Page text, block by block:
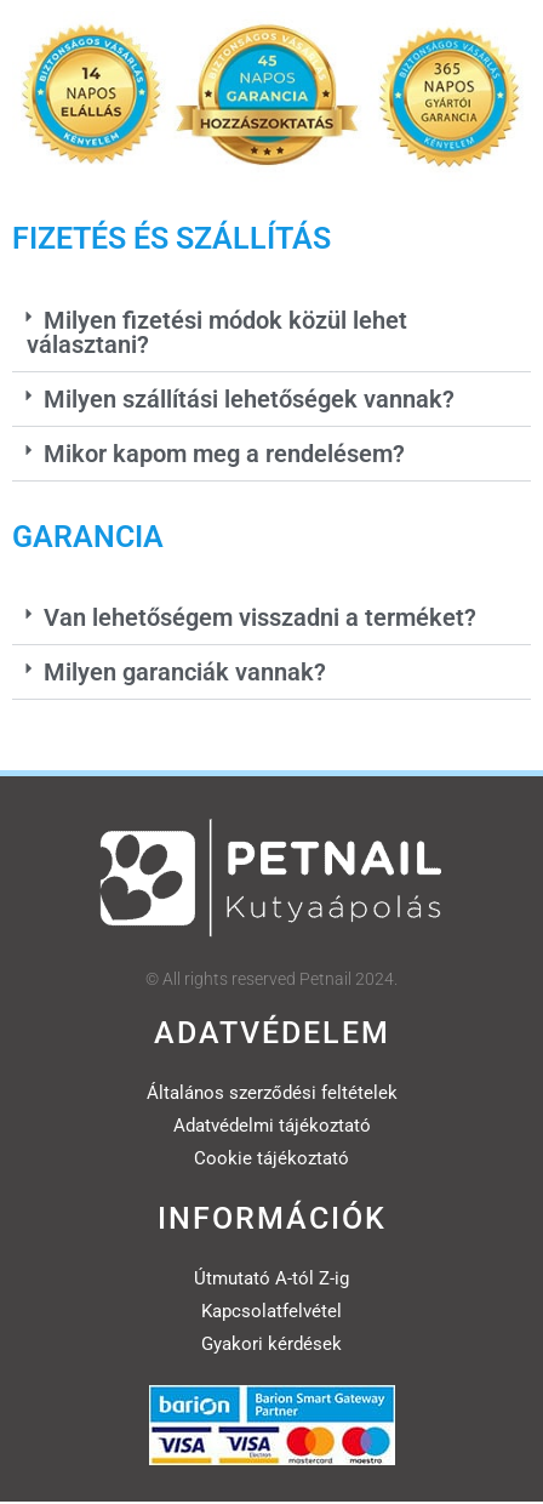
FIZETÉS ÉS SZÁLLÍTÁS
Milyen fizetési módok közül lehet
választani?
Milyen szállítási lehetőségek vannak?
Mikor kapom meg a rendelésem?
GARANCIA
Van lehetőségem visszadni a terméket?
Milyen garanciák vannak?
© All rights reserved Petnail 2024.
ADATVÉDELEM
Általános szerződési feltételek
Adatvédelmi tájékoztató
Cookie tájékoztató
INFORMÁCIÓK
Útmutató A-tól Z-ig
Kapcsolatfelvétel
Gyakori kérdések